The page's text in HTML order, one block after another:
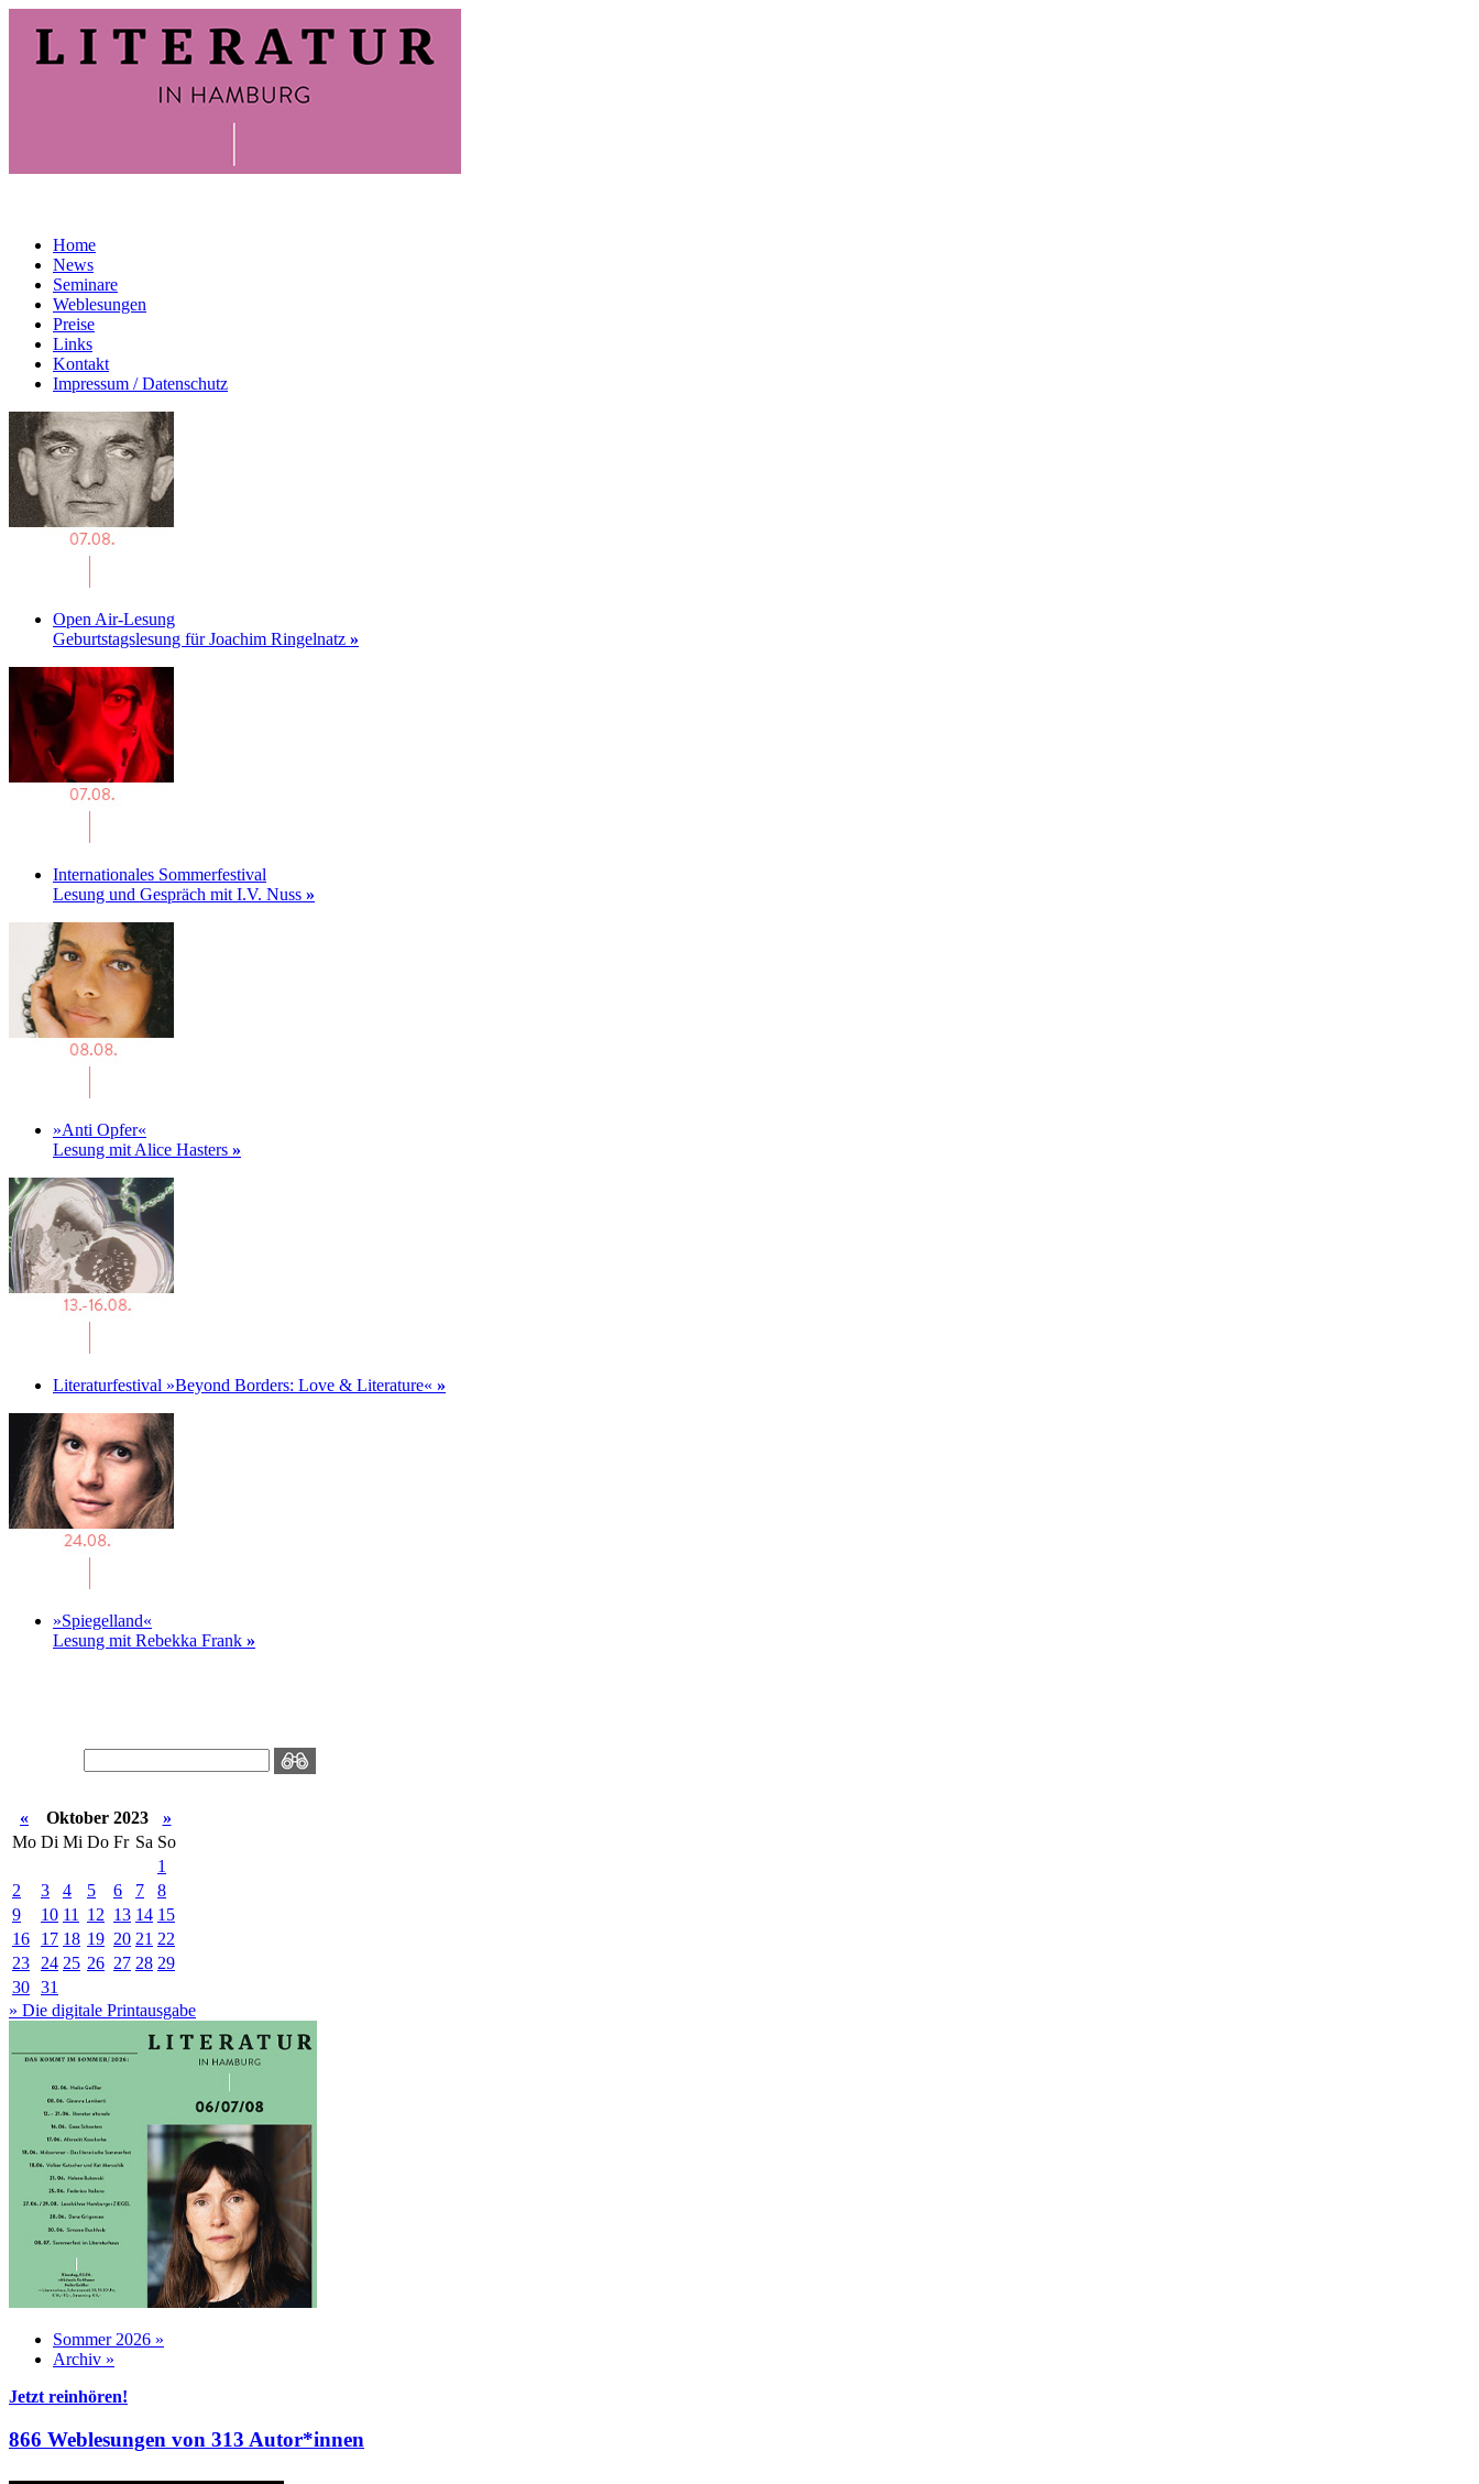
Home
News
Seminare
Weblesungen
Preise
Links
Kontakt
Impressum / Datenschutz
Open Air-Lesung
Geburtstagslesung für Joachim Ringelnatz »
Internationales Sommerfestival
Lesung und Gespräch mit I.V. Nuss »
»Anti Opfer«
Lesung mit Alice Hasters »
Literaturfestival »Beyond Borders: Love & Literature« »
»Spiegelland«
Lesung mit Rebekka Frank »
« Oktober 2023
»
Mo Di Mi Do Fr Sa So
1
2
3 4 5 6 7
8
9
10 11 12 13 14 15
16
17 18 19 20 21 22
23
24 25 26 27 28 29
30 31
» Die digitale Printausgabe
Sommer 2026 »
Archiv »
Jetzt reinhören!
866 Weblesungen von 313 Autor*innen